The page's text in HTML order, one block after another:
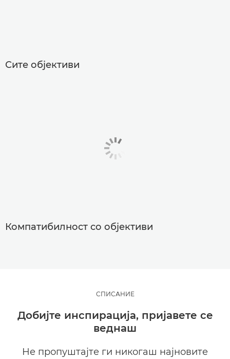
Сите објективи
Компатибилност со објективи
СПИСАНИЕ
Добијте инспирација, пријавете се
веднаш
Не пропуштајте ги никогаш најновите